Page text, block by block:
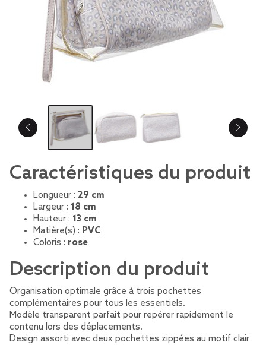
Caractéristiques du produit
Longueur : 29 cm
Largeur : 18 cm
Hauteur : 13 cm
Matière(s) : PVC
Coloris : rose
Description du produit
Organisation optimale grâce à trois pochettes
complémentaires pour tous les essentiels.
Modèle transparent parfait pour repérer rapidement le
contenu lors des déplacements.
Design assorti avec deux pochettes zippées au motif clair